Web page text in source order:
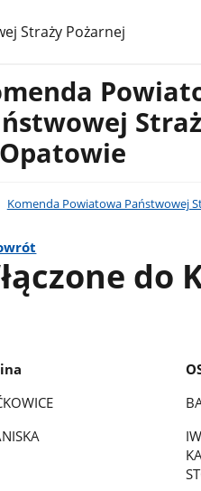
Straży Pożarnej
Komenda Powiatowa Państwowej
do